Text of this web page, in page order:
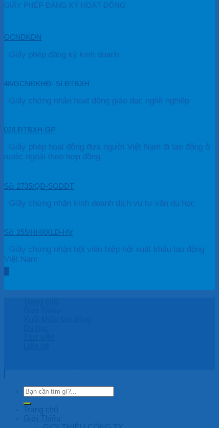
GIẤY PHÉP ĐĂNG KÝ HOẠT ĐỘNG
GCNĐKDN
Giấy phép đăng ký kinh doanh
48/GCNĐKHĐ- SLĐTBXH
Giấy chứng nhận hoạt động giáo dục nghề nghiệp
02/LĐTBXH-GP
Giấy phép hoạt động đưa người Việt Nam đi lao động ở
nước ngoài theo hợp đồng
Số: 2735/QĐ-SGDĐT
Giấy chứng nhận kinh doanh dịch vụ tư vấn du học
Số: 255/HHXKLĐ-HV
Giấy chứng nhận hội viên hiệp hội xuất khẩu lao động
Việt Nam